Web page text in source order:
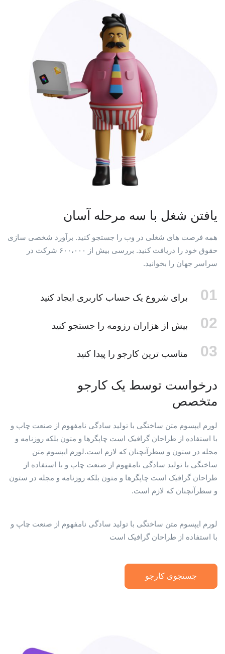
یافتن شغل با سه مرحله آسان
همه فرصت های شغلی در وب را جستجو کنید. برآورد شخصی سازی
حقوق خود را دریافت کنید. بررسی بیش از ۶۰۰،۰۰۰ شرکت در
سراسر جهان را بخوانید.
01 برای شروع یک حساب کاربری ایجاد کنید
02 بیش از هزاران رزومه را جستجو کنید
03 مناسب ترین کارجو را پیدا کنید
درخواست توسط یک کارجو
متخصص
لورم ایپسوم متن ساختگی با تولید سادگی نامفهوم از صنعت چاپ و
با استفاده از طراحان گرافیک است چاپگرها و متون بلکه روزنامه و
مجله در ستون و سطرآنچنان که لازم است.لورم ایپسوم متن
ساختگی با تولید سادگی نامفهوم از صنعت چاپ و با استفاده از
طراحان گرافیک است چاپگرها و متون بلکه روزنامه و مجله در ستون
و سطرآنچنان که لازم است.
لورم ایپسوم متن ساختگی با تولید سادگی نامفهوم از صنعت چاپ و
با استفاده از طراحان گرافیک است
جستجوی کارجو